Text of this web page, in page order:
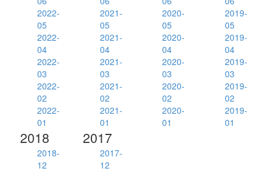
2022-
05
2022-
04
2022-
03
2022-
02
2022-
01
2021-
05
2021-
04
2021-
03
2021-
02
2021-
01
2020-
05
2020-
04
2020-
03
2020-
02
2020-
01
2019-
05
2019-
04
2019-
03
2019-
02
2019-
01
2018
2018-
12
2017
2017-
12